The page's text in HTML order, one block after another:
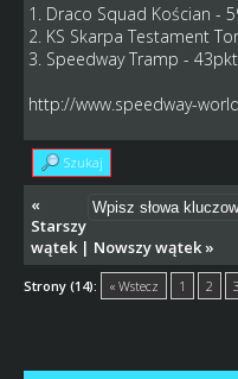
1. Draco Squad Kościan -
2. KS Skarpa Testament
3. Speedway Tramp - 43pkt.
http://www.speedway-
Szukaj
«
Starszy
wątek| Nowszy wątek»
Strony (14): « Wstecz 1 2 3